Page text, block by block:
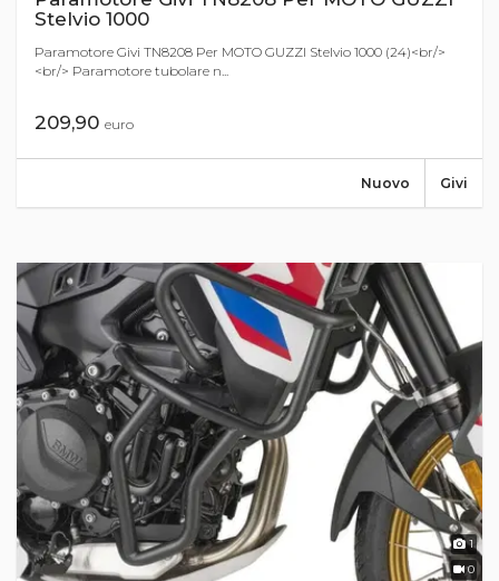
Stelvio 1000
Paramotore Givi TN8208 Per MOTO GUZZI Stelvio 1000 (24)<br/>
<br/> Paramotore tubolare n...
209,90 euro
Givi
Nuovo
1
0